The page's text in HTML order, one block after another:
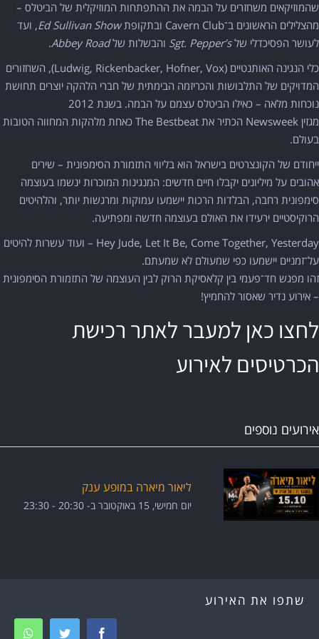
שהמוזיקאים משחזרים על הבמה את ההתפתחות המוזיקלית של הביטלס –
מהצלילים הראשונים ב־Cavern Club ובתקופת
Ed Sullivan Show, ועד
לעושר הפסיכדלי שלSgt. Pepper’s והבשלות שלAbbey Road
.
כלי הנגינה האותנטיים (Ludwig, Rickenbacker, Hofner, Vox), השחזורים
המדויקים של התלבושות והכריזמה הבימתית של חברי הלהקה יוצרים תחושת
נוכחות מלאה – כאילו הביטלס עצמם על הבמה. בשנת 2012
מגזין Newsweek הכתיר את The Bestbeat כאחת מלהקות המחווה הטובות
בעולם.
ייחודם של הקונצרטים בישראל הוא בליווי התזמורת הסימפונית – שירים
אהובים על מיליונים יקבלו חיים חדשים: המנגינות המוכרות ינשמו בעוצמה
סימפונית רחבה, הבלדות הרכות יישמעו עמוקות ומרגשות יותר, והלהיטים
הרוקיסטיים ירעידו את האולם בעוצמה חדשה ומפתיעה.
Hey Jude, Let It Be, Come Together, Yesterday – ועוד עשרות להיטים
על־זמניים יישמעו כפי שמעולם לא שמעתם.
זהו מפגש חד־פעמי בין קלאסיקת הרוק לבין העוצמה של התזמורת הסימפונית
– אירוע נדיר שאסור להחמיץ!
לחצו כאן למעבר לאתר רכישת
הכרטיסים לאירוע
אירועים נוספים
ליאור מיארה במופע ענק
יום חמישי, 15 באוקטובר ב- 20:30 -
23:30
שתפו את האירוע
Facebook
Twitter